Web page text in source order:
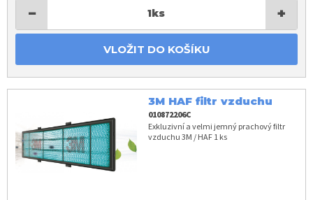
− 1ks +
VLOŽIT DO KOŠÍKU
3M HAF filtr vzduchu
010872206C
Exkluzivní a velmi jemný prachový filtr
vzduchu 3M / HAF 1 ks